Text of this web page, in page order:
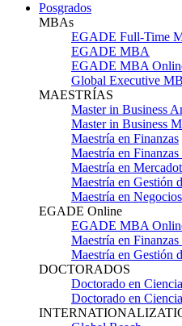
Posgrados
MBAs
EGADE Full-Time
EGADE MBA
EGADE MBA
Global Executive
MAESTRÍAS
Master in Business
Master in Business
Maestría en Finanzas
Maestría en
Maestría en
Maestría en Gestión
Maestría en
EGADE Online
EGADE MBA
Maestría en
Maestría en Gestión
DOCTORADOS
Doctorado en
Doctorado en